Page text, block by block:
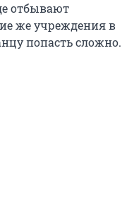
отбывают
же учреждения в
попасть сложно.